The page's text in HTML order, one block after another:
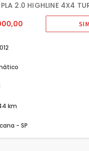
2.0 HIGHLINE 4X4
km
- SP